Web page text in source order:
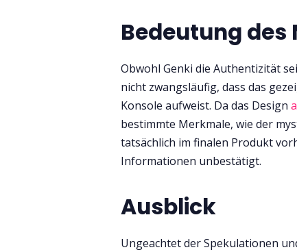
Bedeutung des
Obwohl Genki die Authentizität
nicht zwangsläufig, dass das
Konsole aufweist. Da das Design
bestimmte Merkmale, wie der
tatsächlich im finalen Produkt
Informationen unbestätigt.
Ausblick
Ungeachtet der Spekulationen